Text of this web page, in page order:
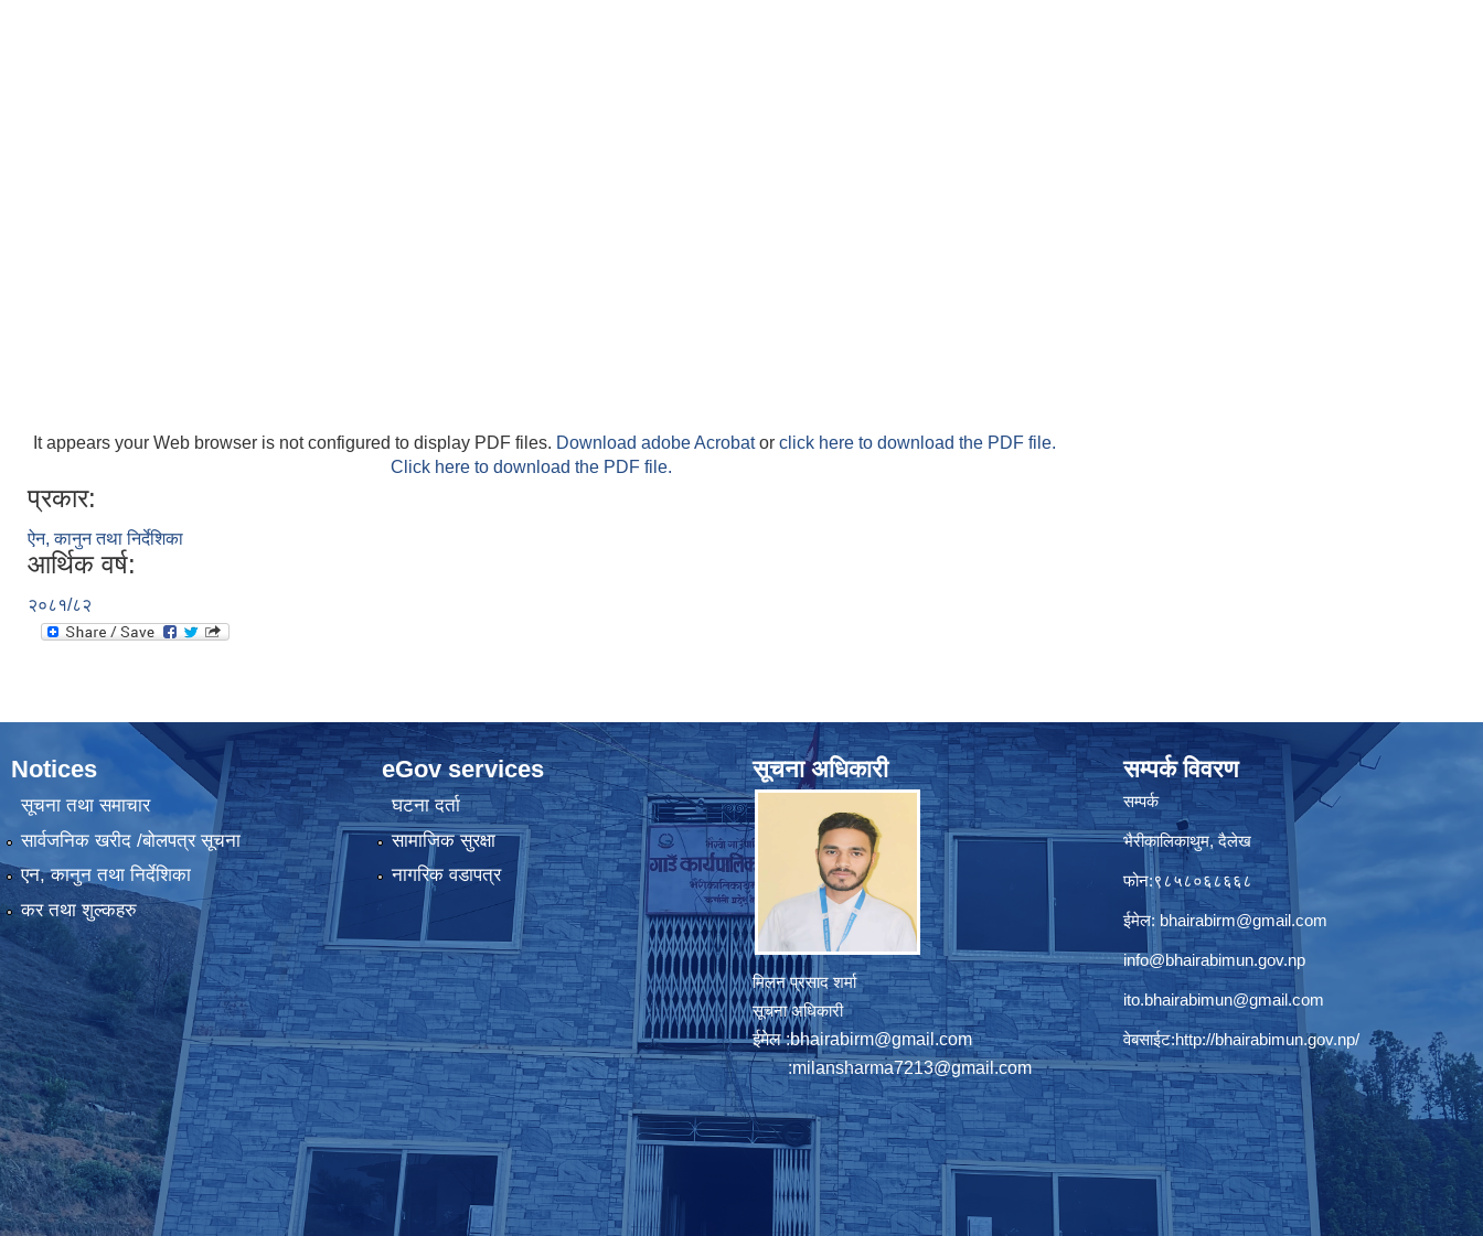
It appears your Web browser is not configured to display PDF files. Download adobe Acrobator click here to download the PDF file.
Click here to download the PDF file.
प्रकार:
ऐन, कानुन तथा निर्देशिका
आर्थिक वर्ष:
२०८१/८२
Notices
सूचना तथा समाचार
सार्वजनिक खरीद /बोलपत्र सूचना
एन, कानुन तथा निर्देशिका
कर तथा शुल्कहरु
eGov services
घटना दर्ता
सामाजिक सुरक्षा
नागरिक वडापत्र
सूचना अधिकारी
मिलन प्रसाद शर्मा
सूचना अधिकारी
ईमेल :bhairabirm@gmail.com
:milansharma7213@gmail.com
सम्पर्क विवरण
सम्पर्क
भैरीकालिकाथुम, दैलेख
फोन:९८५८०६८६६८
ईमेल: bhairabirm@gmail.com
info@bhairabimun.gov.np
ito.bhairabimun@gmail.com
वेबसाईट:http://bhairabimun.gov.np/